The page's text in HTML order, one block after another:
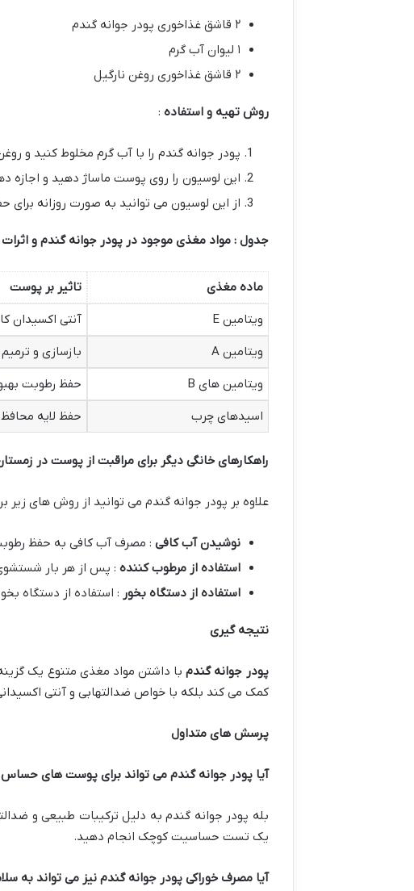
۲ قاشق غذاخوری پودر جوانه گندم
۱ لیوان آب گرم
۲ قاشق غذاخوری روغن نارگیل
روش تهیه و استفاده :
پودر جوانه گندم را با آب گرم مخلوط کنید و
این لوسیون را روی پوست ماساژ دهید و
از این لوسیون می توانید به صورت روزانه
جدول : مواد مغذی موجود در پودر جوانه گندم و
ماده مغذی
تاثیر بر پوست
ویتامین E
آنتی
ویتامین A
بازسازی و
ویتامین های B
حفظ رطوبت
اسیدهای چرب
حفظ لایه
راهکارهای خانگی دیگر برای مراقبت از پوست در
علاوه بر پودر جوانه گندم می توانید از روش های زیر
نوشیدن آب کافی : مصرف آب کافی به حفظ
استفاده از مرطوب کننده : پس از هر بار
استفاده از دستگاه بخور : استفاده از دستگاه
نتیجه گیری
پودر جوانه گندمبا داشتن مواد مغذی متنوع یک
کمک می کند بلکه با خواص ضدالتهابی و آنتی
پرسش های متداول
آیا پودر جوانه گندم می تواند برای پوست های
بله پودر جوانه گندم به دلیل ترکیبات طبیعی و
یک تست حساسیت کوچک انجام دهید.
آیا مصرف خوراکی پودر جوانه گندم نیز می تواند به